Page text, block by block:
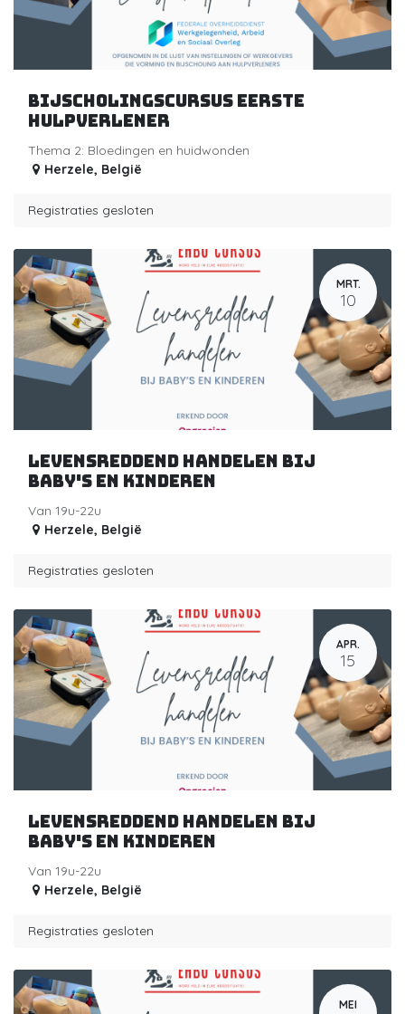
Bijscholingscursus eerste
hulpverlener
Thema 2: Bloedingen en huidwonden
Herzele, België
Registraties gesloten
MRT.
10
Levensreddend handelen bij
baby's en kinderen
Van 19u-22u
Herzele, België
Registraties gesloten
APR.
15
Levensreddend handelen bij
baby's en kinderen
Van 19u-22u
Herzele, België
Registraties gesloten
MEI